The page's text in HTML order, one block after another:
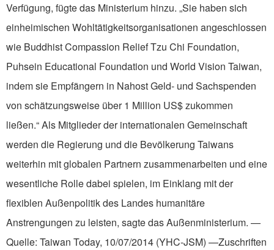
Verfügung, fügte das Ministerium hinzu. „Sie haben sich
einheimischen Wohltätigkeitsorganisationen angeschlossen
wie Buddhist Compassion Relief Tzu Chi Foundation,
Puhsein Educational Foundation und World Vision Taiwan,
indem sie Empfängern in Nahost Geld- und Sachspenden
von schätzungsweise über 1 Million US$ zukommen
ließen.“ Als Mitglieder der internationalen Gemeinschaft
werden die Regierung und die Bevölkerung Taiwans
weiterhin mit globalen Partnern zusammenarbeiten und eine
wesentliche Rolle dabei spielen, im Einklang mit der
flexiblen Außenpolitik des Landes humanitäre
Anstrengungen zu leisten, sagte das Außenministerium. —
Quelle: Taiwan Today, 10/07/2014 (YHC-JSM) —Zuschriften